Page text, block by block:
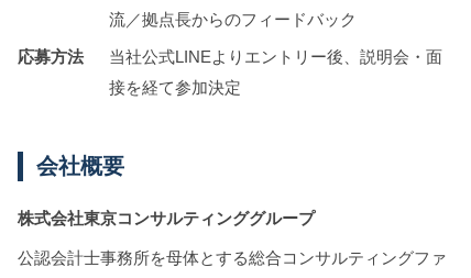
流／拠点長からのフィードバック
応募方法
当社公式LINEよりエントリー後、説明会・面
接を経て参加決定
会社概要
株式会社東京コンサルティンググループ
公認会計士事務所を母体とする総合コンサルティングファ